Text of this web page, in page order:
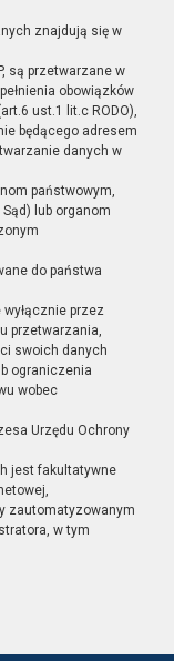
znajdują się w
są przetwarzane w
obowiązków
ust.1 lit.c RODO),
będącego adresem
danych w
państwowym,
lub organom
do państwa
przez
przetwarzania,
swoich danych
ograniczenia
wobec
Urzędu Ochrony
jest fakultatywne
zautomatyzowanym
w tym